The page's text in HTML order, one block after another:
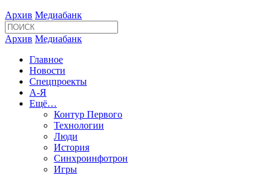
Архив Медиабанк
Архив Медиабанк
Главное
Новости
Спецпроекты
А-Я
Ещё…
Контур Первого
Технологии
Люди
История
Синхроинфотрон
Игры